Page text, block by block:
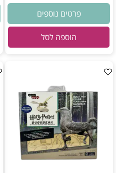
פרטים נוספים
הוספה לסל